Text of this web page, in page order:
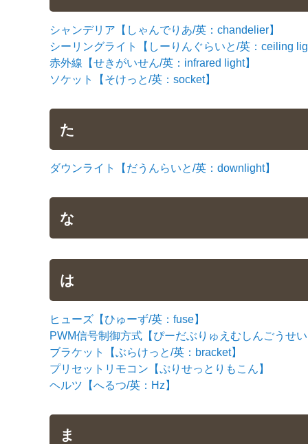
シャンデリア【しゃんでりあ/英：chandelier】
シーリングライト【しーりんぐらいと/英：ceiling
赤外線【せきがいせん/英：infrared light】
ソケット【そけっと/英：socket】
た
ダウンライト【だうんらいと/英：downlight】
な
は
ヒューズ【ひゅーず/英：fuse】
PWM信号制御方式【ぴーだぶりゅえむしんごうせ
ブラケット【ぶらけっと/英：bracket】
プリセットリモコン【ぷりせっとりもこん】
ヘルツ【へるつ/英：Hz】
ま